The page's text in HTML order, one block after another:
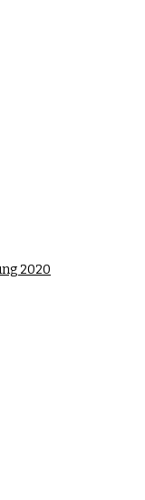
2020